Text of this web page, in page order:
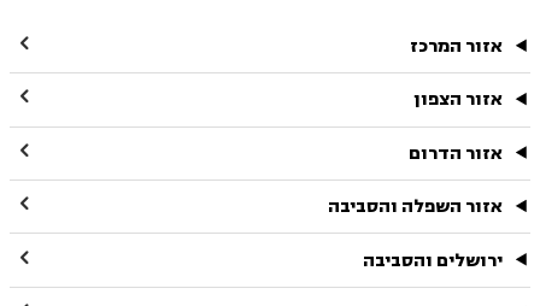
אזור המרכז 
אזור הצפון 
אזור הדרום 
אזור השפלה והסביבה 
ירושלים והסביבה 